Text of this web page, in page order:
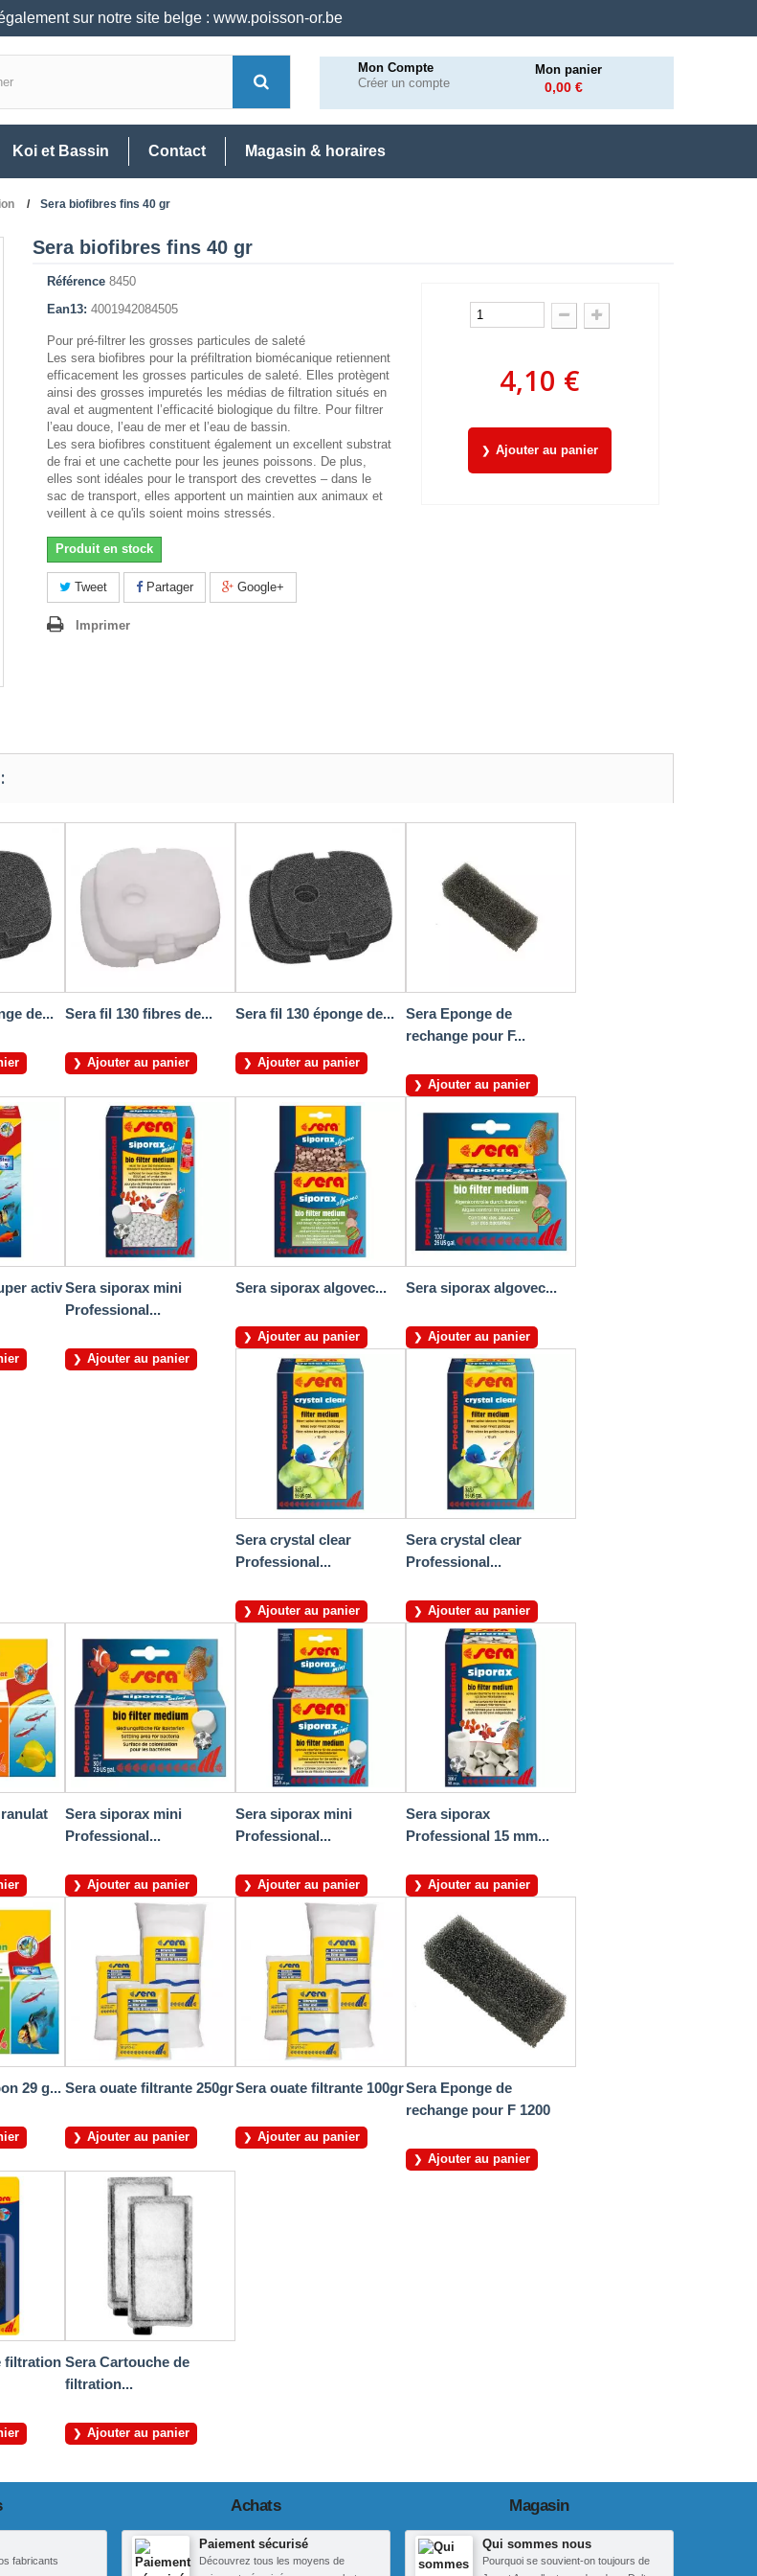
sur notre site belge : www.poisson-or.be
Mon Compte
Créer un compte
Mon panier
0,00 €
Koi et Bassin Contact Magasin & horaires
Sera biofibres fins 40 gr
Sera biofibres fins 40 gr
Référence 8450
Ean13: 4001942084505
Pour pré-filtrer les grosses particules de saleté
Les sera biofibres pour la préfiltration biomécanique retiennent
efficacement les grosses particules de saleté. Elles protègent
ainsi des grosses impuretés les médias de filtration situés en
aval et augmentent l’efficacité biologique du filtre. Pour filtrer
l’eau douce, l’eau de mer et l’eau de bassin.
Les sera biofibres constituent également un excellent substrat
de frai et une cachette pour les jeunes poissons. De plus,
elles sont idéales pour le transport des crevettes – dans le
sac de transport, elles apportent un maintien aux animaux et
veillent à ce qu'ils soient moins stressés.
Produit en stock
Tweet Partager Google+
Imprimer
4,10 €
Ajouter au panier
de... Sera fil 130 fibres de...
Ajouter au panier
Sera fil 130 éponge de...
Ajouter au panier
Sera Eponge de
rechange pour F...
Ajouter au panier
activSera siporax mini
Professional...
Ajouter au panier
Sera siporax algovec...
Ajouter au panier
Sera siporax algovec...
Ajouter au panier
Sera crystal clear
Professional...
Ajouter au panier
Sera crystal clear
Professional...
Ajouter au panier
Sera siporax mini
Professional...
Ajouter au panier
Sera siporax mini
Professional...
Ajouter au panier
Sera siporax
Professional 15 mm...
Ajouter au panier
29 g... Sera ouate filtrante 250gr
Ajouter au panier
Sera ouate filtrante 100gr
Ajouter au panier
Sera Eponge de
rechange pour F 1200
Ajouter au panier
filtration Sera Cartouche de
filtration...
Ajouter au panier
fabricants
Achats
Paiement sécurisé
Découvrez tous les moyens de
Magasin
Qui sommes nous
Pourquoi se souvient-on toujours de